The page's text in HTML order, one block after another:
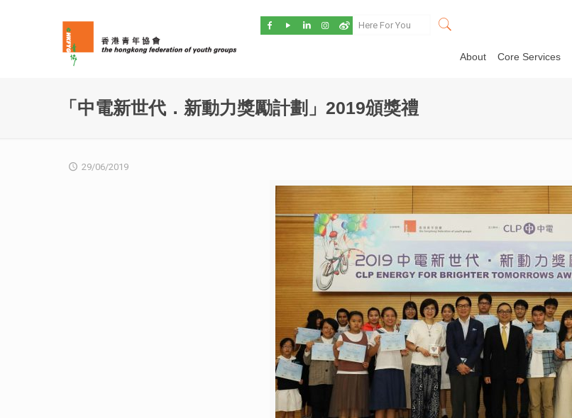
About Core Services
「中電新世代．新動力獎勵計劃」2019頒獎禮
29/06/2019